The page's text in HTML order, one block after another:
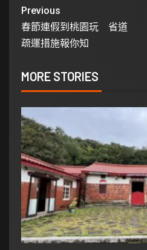
Previous
春節連假到桃園玩 省道
疏運措施報你知
MORE STORIES